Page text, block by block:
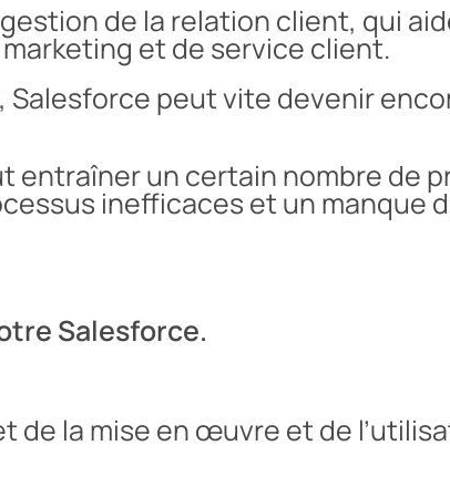
de la relation client, qui
et de service client.
peut vite devenir
entraîner un certain nombre de
inefficaces et un manque
Salesforce.
de la mise en œuvre et de